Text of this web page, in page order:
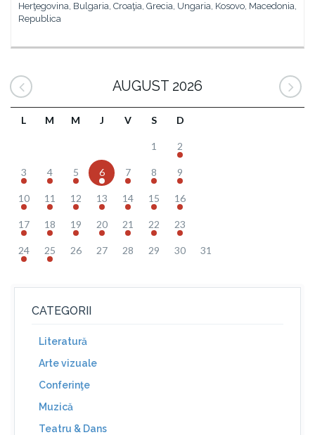
Herţegovina, Bulgaria, Croaţia, Grecia, Ungaria, Kosovo, Macedonia,
Republica
AUGUST 2026
L M M J V S D
1 2
3 4 5 6 7 8 9
10 11 12 13 14 15 16
17 18 19 20 21 22 23
24 25 26 27 28 29 30 31
CATEGORII
Literatură
Arte vizuale
Conferinţe
Muzică
Teatru & Dans